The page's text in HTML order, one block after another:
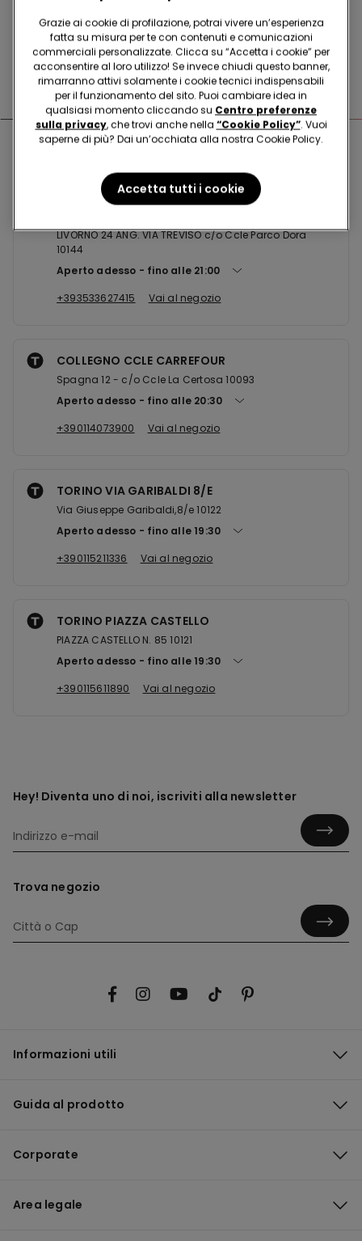
Hai domande sulle misure di sicurezza nei nostri store?
Leggi le nostre FAQ
Negozi nelle vicinanze
LIVORNO 24 ANG. VIA TREVISO c/o Ccle Parco Dora
10144
Aperto adesso
fino alle 21:00
+393533627415
Vai al negozio
COLLEGNO CCLE CARREFOUR
Spagna 12 - c/o Ccle La Certosa 10093
Aperto adesso
fino alle 20:30
+390114073900
Vai al negozio
TORINO VIA GARIBALDI 8/E
Via Giuseppe Garibaldi,8/e 10122
Aperto adesso
fino alle 19:30
+390115211336
Vai al negozio
TORINO PIAZZA CASTELLO
PIAZZA CASTELLO N. 85 10121
Aperto adesso
fino alle 19:30
+390115611890
Vai al negozio
Hey! Diventa uno di noi, iscriviti alla newsletter
Trova negozio
Informazioni utili
Guida al prodotto
Corporate
Area legale
Grazie ai cookie di profilazione, potrai vivere un’esperienza
fatta su misura per te con contenuti e comunicazioni
commerciali personalizzate. Clicca su “Accetta i cookie” per
acconsentire al loro utilizzo! Se invece chiudi questo banner,
rimarranno attivi solamente i cookie tecnici indispensabili
per il funzionamento del sito. Puoi cambiare idea in
qualsiasi momento cliccando su Centro preferenze
sulla privacy, che trovi anche nella “Cookie Policy”. Vuoi
saperne di più? Dai un’occhiata alla nostra Cookie Policy.
Accetta tutti i cookie